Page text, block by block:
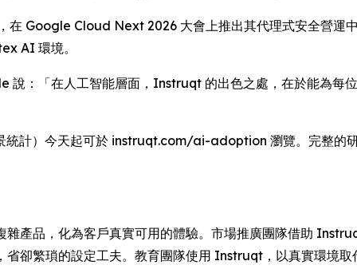
Google Cloud Next 2026 大會上推出其代理式安全營運
AI 環境。
：「在人工智能層面，Instruqt 的出色之處，在於能為每
統計）今天起可於 instruqt.com/ai-adoption 瀏覽。完整的
產品，化為客戶真實可用的體驗。市場推廣團隊借助
卻繁瑣的設定工夫。教育團隊使用 Instruqt，以真實環境